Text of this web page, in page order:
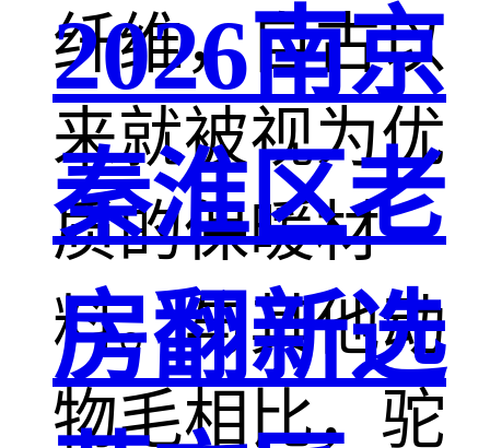
纤维，自古以
来就被视为优
质的保暖材
料。与其他动
物毛相比，驼
2026南京
秦淮区老
房翻新选